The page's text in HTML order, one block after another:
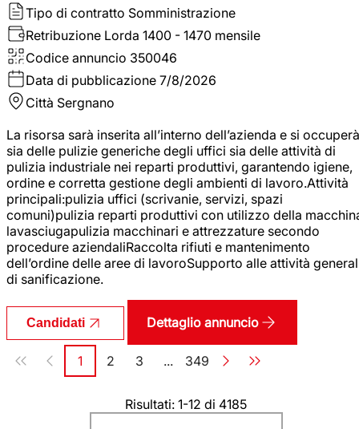
Tipo di contratto Somministrazione
Retribuzione Lorda 1400 - 1470 mensile
Codice annuncio 350046
Data di pubblicazione 7/8/2026
Città Sergnano
La risorsa sarà inserita all’interno dell’azienda e si occuperà
sia delle pulizie generiche degli uffici sia delle attività di
pulizia industriale nei reparti produttivi, garantendo igiene,
ordine e corretta gestione degli ambienti di lavoro.Attività
principali:pulizia uffici (scrivanie, servizi, spazi
comuni)pulizia reparti produttivi con utilizzo della
lavasciugapulizia macchinari e attrezzature secondo
procedure aziendaliRaccolta rifiuti e mantenimento
dell’ordine delle aree di lavoroSupporto alle attività
di sanificazione.
Candidati Dettaglio annuncio
Paginazione
Pagina
1 Pagina
2 Pagina
3 ... Pagina
349
Risultati: 1-12 di 4185